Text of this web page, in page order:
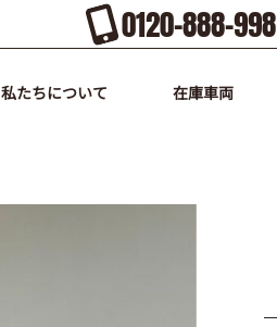
0120-888-998
私たちについて 在庫車両